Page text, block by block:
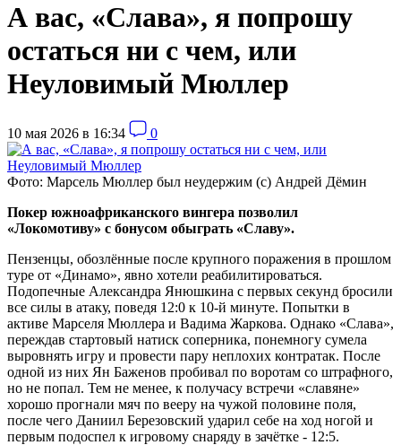
А вас, «Слава», я попрошу
остаться ни с чем, или
Неуловимый Мюллер
10 мая 2026 в 16:34 0
Фото: Марсель Мюллер был неудержим (с) Андрей Дёмин
Покер южноафриканского вингера позволил
«Локомотиву» с бонусом обыграть «Славу».
Пензенцы, обозлённые после крупного поражения в прошлом
туре от «Динамо», явно хотели реабилитироваться.
Подопечные Александра Янюшкина с первых секунд бросили
все силы в атаку, поведя 12:0 к 10-й минуте. Попытки в
активе Марселя Мюллера и Вадима Жаркова. Однако «Слава»,
переждав стартовый натиск соперника, понемногу сумела
выровнять игру и провести пару неплохих контратак. После
одной из них Ян Баженов пробивал по воротам со штрафного,
но не попал. Тем не менее, к получасу встречи «славяне»
хорошо прогнали мяч по вееру на чужой половине поля,
после чего Даниил Березовский ударил себе на ход ногой и
первым подоспел к игровому снаряду в зачётке - 12:5.